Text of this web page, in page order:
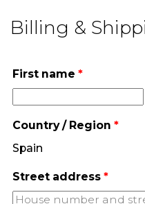
Billing &
First name *
Country / Region *
Spain
Street address *